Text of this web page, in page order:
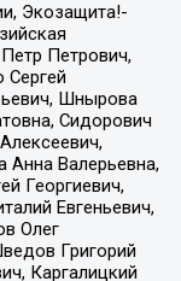
Экозащита!-
Петрович,
Сергей
Шнырова
Сидорович
Анна Валерьевна,
Георгиевич,
Евгеньевич,
Олег
Григорий
Каргалицкий